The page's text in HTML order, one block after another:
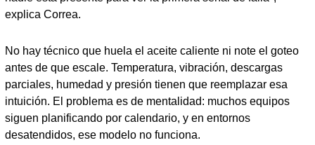
explica Correa.
No hay técnico que huela el aceite caliente ni note el goteo
antes de que escale. Temperatura, vibración, descargas
parciales, humedad y presión tienen que reemplazar esa
intuición. El problema es de mentalidad: muchos equipos
siguen planificando por calendario, y en entornos
desatendidos, ese modelo no funciona.